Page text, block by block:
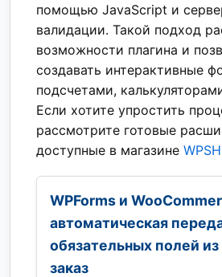
помощью JavaScript и
валидации. Такой подход
возможности плагина и
создавать интерактивные
подсчетами,
Если хотите упростить
рассмотрите готовые
доступные в магазине
WPForms и
автоматическая
обязательных полей
заказ